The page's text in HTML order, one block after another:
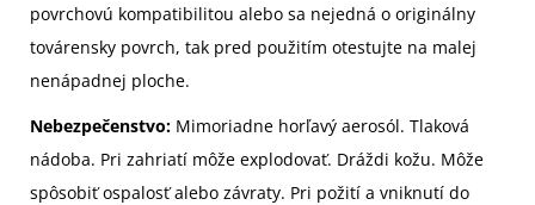
povrchovú kompatibilitou alebo sa nejedná o originálny
továrensky povrch, tak pred použitím otestujte na malej
nenápadnej ploche.
Nebezpečenstvo: Mimoriadne horľavý aerosól. Tlaková
nádoba. Pri zahriatí môže explodovať. Dráždi kožu. Môže
spôsobiť ospalosť alebo závraty. Pri požití a vniknutí do